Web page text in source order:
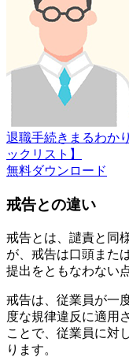
退職手続きまるわか
ックリスト】
無料ダウンロード
戒告との違い
戒告とは、譴責と同
が、戒告は口頭また
提出をともなわない
戒告は、従業員が一
度な規律違反に適用
ことで、従業員に対
ります。